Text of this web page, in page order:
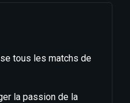
tous les matchs de
la passion de la